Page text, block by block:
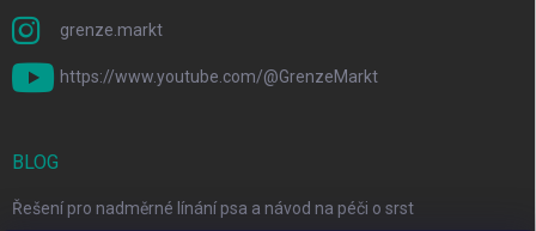
grenze.markt
https://www.youtube.com/@GrenzeMarkt
BLOG
Řešení pro nadměrné línání psa a návod na péči o srst